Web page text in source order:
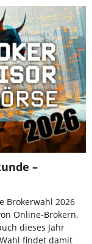
–
Brokerwahl 2026
Online-Brokern,
dieses Jahr
findet damit